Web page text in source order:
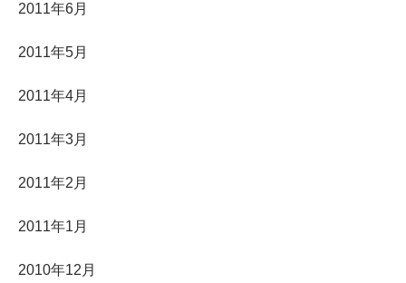
2011年6月
2011年5月
2011年4月
2011年3月
2011年2月
2011年1月
2010年12月